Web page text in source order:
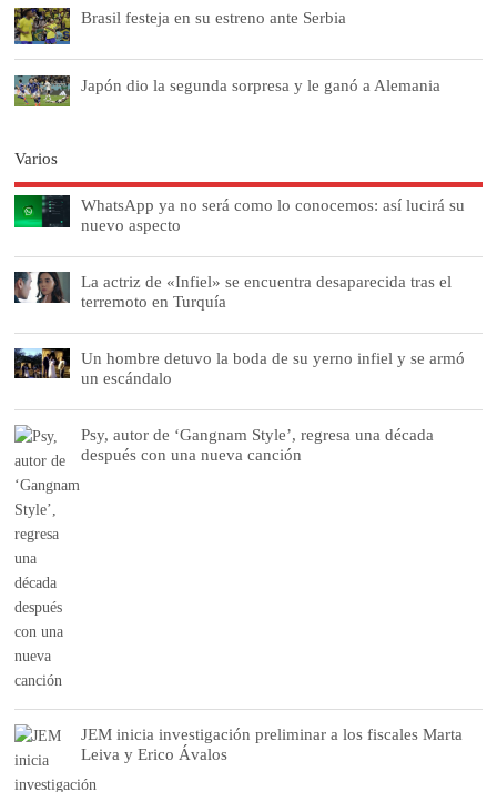
Brasil festeja en su estreno ante Serbia
Japón dio la segunda sorpresa y le ganó a Alemania
Varios
WhatsApp ya no será como lo conocemos: así lucirá su
nuevo aspecto
La actriz de «Infiel» se encuentra desaparecida tras el
terremoto en Turquía
Un hombre detuvo la boda de su yerno infiel y se armó
un escándalo
Psy, autor de ‘Gangnam Style’, regresa una década
después con una nueva canción
JEM inicia investigación preliminar a los fiscales Marta
Leiva y Erico Ávalos